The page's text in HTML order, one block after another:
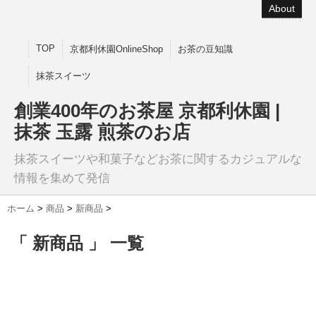
About
TOP 京都利休園OnlineShop お茶の豆知識
抹茶スイーツ
創業400年のお茶屋 京都利休園 |
抹茶 玉露 煎茶のお店
抹茶スイーツや和菓子などお茶に関するカジュアルな
情報を集めて発信
ホーム > 商品 > 新商品 >
「 新商品 」 一覧